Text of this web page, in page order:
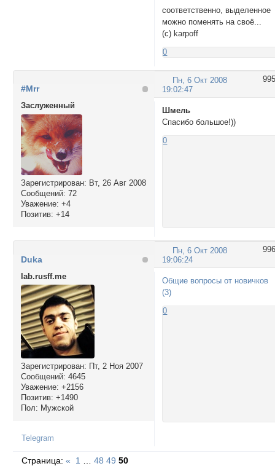
соответственно, выделенное
можно поменять на своё...
(с) karpoff
0
995
Пн, 6 Окт 2008
19:02:47
#Mrr
Заслуженный
Зарегистрирован: Вт, 26 Авг 2008
Сообщений: 72
Уважение: +4
Позитив: +14
Шмель
Спасибо большое!))
0
996
Пн, 6 Окт 2008
19:06:24
Duka
lab.rusff.me
Зарегистрирован: Пт, 2 Ноя 2007
Сообщений: 4645
Уважение: +2156
Позитив: +1490
Пол: Мужской
Общие вопросы от новичков
(3)
0
Telegram
Страница:« 1 48 49 50